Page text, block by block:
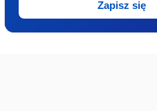
Zapisz się